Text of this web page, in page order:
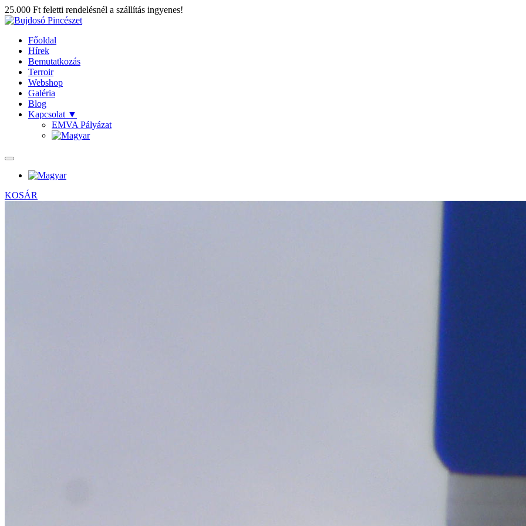
25.000 Ft feletti rendelésnél a szállítás ingyenes!
Főoldal
Hírek
Bemutatkozás
Terroir
Webshop
Galéria
Blog
Kapcsolat ▼
EMVA Pályázat
KOSÁR